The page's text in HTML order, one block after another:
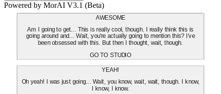
Powered by MorAI V3.1 (Beta)
AWESOME
Am I going to get... This is really cool, though. I really think this is
going around and... Wait, you're actually going to mention this? I've
been obsessed with this. But then I thought, wait, though.
GO TO STUDIO
YEAH!
Oh yeah! I was just going... Wait, you know, wait, wait, though. I know,
I know, I know.